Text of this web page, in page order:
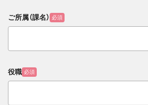
ご所属（課名） 必須
役職 必須